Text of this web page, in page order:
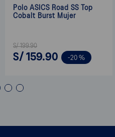
Polo ASICS Road SS Top
Cobalt Burst Mujer
S/ 199.90
S/ 159.90 -20 %